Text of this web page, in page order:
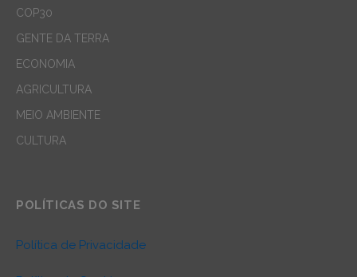
COP30
GENTE DA TERRA
ECONOMIA
AGRICULTURA
MEIO AMBIENTE
CULTURA
POLÍTICAS DO SITE
Política de Privacidade